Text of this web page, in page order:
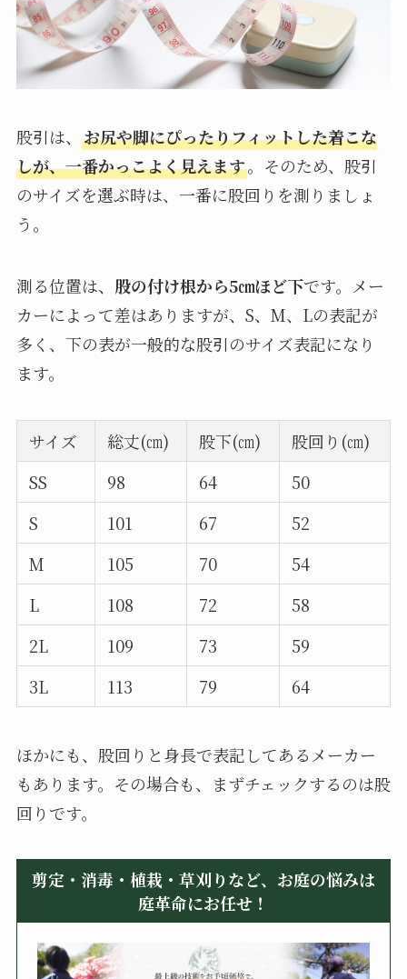
股引は、 お尻や脚にぴったりフィットした着こな
しが、一番かっこよく見えます。そのため、股引
のサイズを選ぶ時は、一番に股回りを測りましょ
う。
測る位置は、 股の付け根から5㎝ほど下です。メー
カーによって差はありますが、S、M、Lの表記が
多く、下の表が一般的な股引のサイズ表記になり
ます。
サイズ 総丈(㎝) 股下(㎝)
股回り(㎝)
SS
98 64
50
S
101 67
52
M
105 70
54
L
108 72
58
2L
109 73
59
3L
113 79 64
ほかにも、股回りと身長で表記してあるメーカー
もあります。その場合も、まずチェックするのは股
回りです。
剪定・消毒・植栽・草刈りなど、お庭の悩みは
庭革命にお任せ！